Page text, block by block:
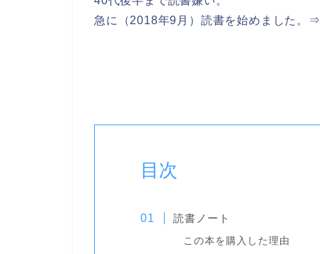
急に（2018年9月）読書を始めました。⇒
目次
読書ノート
この本を購入した理由